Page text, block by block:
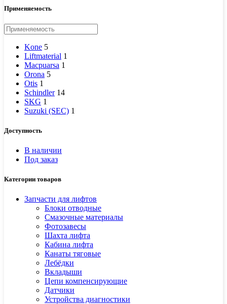
Применяемость
Kone 5
Liftmaterial 1
Macpuarsa 1
Orona 5
Otis 1
Schindler 14
SKG 1
Suzuki (SEC) 1
Доступность
В наличии
Под заказ
Категории товаров
Запчасти для лифтов
Блоки отводные
Смазочные материалы
Фотозавесы
Шахта лифта
Кабина лифта
Канаты тяговые
Лебёдки
Вкладыши
Цепи компенсирующие
Датчики
Устройства диагностики